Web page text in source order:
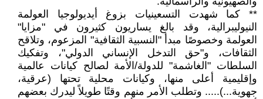
** كما شهدت التسعينيات بزوغ أيديولوجيا العولمة
النيوليبرالية، وقد بالغ يساريون كثيرون في "مزايا"
العولمة وخصوصًا مبدأ "النسبية الثقافية" المزعوم، وتلاقح
الثقافات، و"حق التدخل الإنساني الدولي"، وتفكيك
السلطات "الغاشمة" للدولة/الأمة لصالح كيانات عالمية
وإقليمية أعلى منها، وكيانات محلية تحتها (عرقية،
جهوية...)..... وتطلب الأمر منهم وقتًا طويلاً ليدرك بعضهم